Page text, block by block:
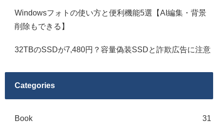
Windowsフォトの使い方と便利機能5選【AI編集・背景
削除もできる】
32TBのSSDが7,480円？容量偽装SSDと詐欺広告に注意
Categories
Book 31